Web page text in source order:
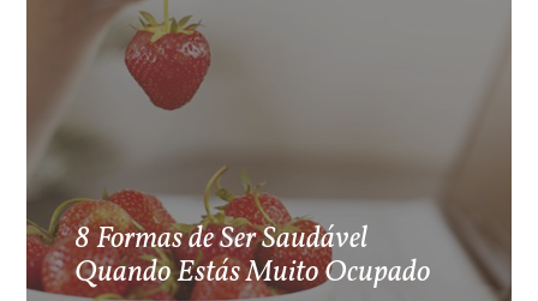
8 Formas de Ser Saudável
Quando Estás Muito Ocupado